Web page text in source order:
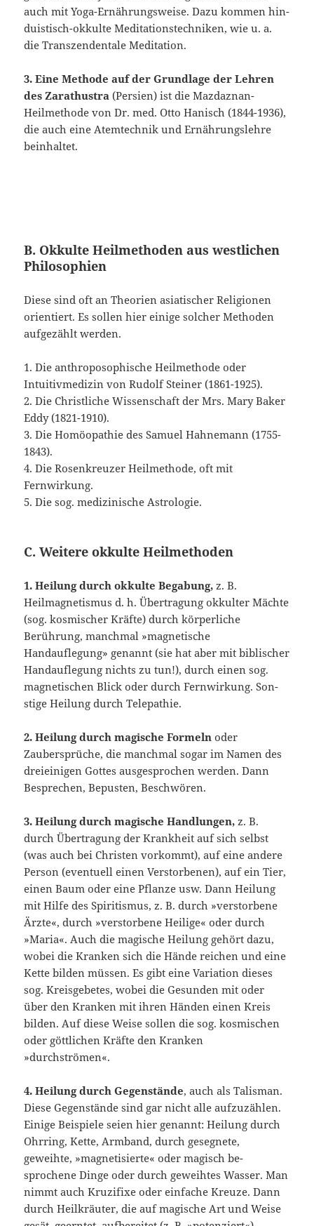
auch mit Yoga-Ernährungsweise. Dazu kommen hin­
duistisch-okkulte Meditationstechniken, wie u. a.
die Transzendentale Meditation.
3. Eine Methode auf der Grundlage der Lehren
des Zarathustra(Persien) ist die Mazdaznan-
Heilmethode von Dr. med. Otto Hanisch (1844-1936),
die auch eine Atemtechnik und Ernährungslehre
beinhaltet.
B. Okkulte Heilmethoden aus westlichen
Philosophien
Diese sind oft an Theorien asiatischer Religionen
orientiert. Es sollen hier einige solcher Methoden
aufgezählt werden.
1. Die anthroposophische Heilmethode oder
Intuitivmedizin von Rudolf Steiner (1861-1925).
2. Die Christliche Wissenschaft der Mrs. Mary Baker
Eddy (1821-1910).
3. Die Homöopathie des Samuel Hahnemann (1755-
1843).
4. Die Rosenkreuzer Heilmethode, oft mit
Fernwirkung.
5. Die sog. medizinische Astrologie.
C. Weitere okkulte Heilmethoden
1. Heilung durch okkulte Begabung,z. B.
Heilmagnetismus d. h. Übertragung ok­kulter Mächte
(sog. kosmischer Kräfte) durch körperliche
Berührung, manchmal »magnetische
Handauflegung» genannt (sie hat aber mit biblischer
Handauflegung nichts zu tun!), durch einen sog.
magnetischen Blick oder durch Fernwirkung. Son­
stige Heilung durch Telepathie.
2. Heilung durch magische Formeln oder
Zaubersprüche, die manchmal sogar im Namen des
dreieinigen Gottes ausgesprochen werden. Dann
Besprechen, Bepusten, Beschwören.
3. Heilung durch magische Handlungen, z. B.
durch Übertragung der Krankheit auf sich selbst
(was auch bei Christen vorkommt), auf eine andere
Person (eventuell einen Verstorbenen), auf ein Tier,
einen Baum oder eine Pflanze usw. Dann Heilung
mit Hilfe des Spiritismus, z. B. durch »verstorbene
Ärzte«, durch »verstorbene Hei­lige« oder durch
»Maria«. Auch die magische Heilung gehört dazu,
wobei die Kran­ken sich die Hände reichen und eine
Kette bilden müssen. Es gibt eine Variation dieses
sog. Kreisgebetes, wobei die Gesunden mit oder
über den Kranken mit ih­ren Händen einen Kreis
bilden. Auf diese Weise sollen die sog. kosmischen
oder göttlichen Kräfte den Kranken
»durchströmen«.
4. Heilung durch Gegenstände, auch als Talisman.
Diese Gegenstände sind gar nicht alle aufzuzählen.
Einige Beispiele seien hier genannt: Heilung durch
Ohrring, Kette, Armband, durch gesegnete,
geweihte, »magnetisierte« oder magisch be­
sprochene Dinge oder durch geweihtes Wasser. Man
nimmt auch Kruzifixe oder einfache Kreuze. Dann
durch Heilkräuter, die auf magische Art und Weise